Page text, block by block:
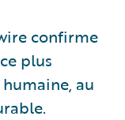
confirme
plus
au